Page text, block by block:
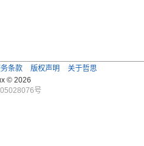
条款 版权声明
关于哲思
© 2026
号